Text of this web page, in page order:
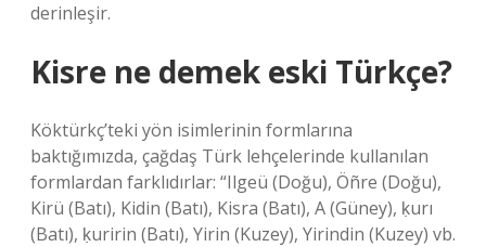
derinleşir.
Kisre ne demek eski Türkçe?
Köktürkç’teki yön isimlerinin formlarına
baktığımızda, çağdaş Türk lehçelerinde kullanılan
formlardan farklıdırlar: “Ilgeü (Doğu), Öñre (Doğu),
Kirü (Batı), Kidin (Batı), Kisra (Batı), A (Güney), ḳurı
(Batı), ḳuririn (Batı), Yirin (Kuzey), Yirindin (Kuzey) vb.